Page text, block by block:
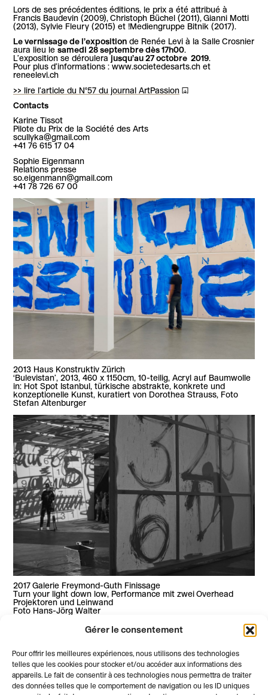
Gérer le consentement
Pour offrir les meilleures expériences, nous utilisons des technologies
telles que les cookies pour stocker et/ou accéder aux informations des
appareils. Le fait de consentir à ces technologies nous permettra de traiter
des données telles que le comportement de navigation ou les ID uniques
Lors de ses précédentes éditions, le prix a été attribué à
Francis Baudevin (2009), Christoph Büchel (2011), Gianni Motti
(2013), Sylvie Fleury (2015) et !Mediengruppe Bitnik (2017).
Le vernissage de l’exposition de Renée Levi à la Salle Crosnier
aura lieu le samedi 28 septembre dès 17h00.
L’exposition se déroulera
jusqu’au 27 octobre 2019.
Pour plus d’informations : www.societedesarts.ch et
reneelevi.ch
>> lire l’article du N°57 du journal ArtPassion
Contacts
Karine Tissot
Pilote du Prix de la Société des Arts
scullyka@gmail.com
+41 76 615 17 04
Sophie Eigenmann
Relations presse
so.eigenmann@gmail.com
+41 78 726 67 00
2013 Haus Konstruktiv Zürich
‘Bulevistan’, 2013, 460 x 1150cm, 10-teilig, Acryl auf Baumwolle
in: Hot Spot Istanbul, türkische abstrakte, konkrete und
konzeptionelle Kunst, kuratiert von Dorothea Strauss, Foto
Stefan Altenburger
2017 Galerie Freymond-Guth Finissage
Turn your light down low, Performance mit zwei Overhead
Projektoren und Leinwand
Foto Hans-Jörg Walter
>> télécharger le communiqué de presse en français
>> Medienmitteilung auf Deutsch herunterladen